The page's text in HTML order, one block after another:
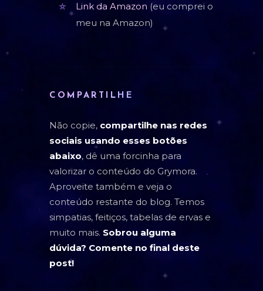
Link da Amazon (eu comprei o
meu na Amazon)
COMPARTILHE
Não copie, compartilhe nas redes
sociais usando esses botões
abaixo, dê uma forcinha para
valorizar o conteúdo do Grymora.
Aproveite também e veja o
conteúdo restante do blog. Temos
simpatias, feitiços, tabelas de ervas e
muito mais. Sobrou alguma
dúvida? Comente no final deste
post!